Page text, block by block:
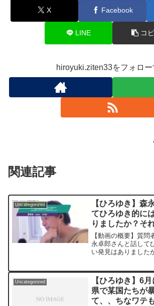
X Facebook
LINE コ
hiroyuki.ziten33をフォロー
関連記事
Uncategorized
【ひろゆき】森
てひろゆき的に
りましたか？そ
ってのありまし
き切り抜き
【動画の概要】質
永卓郎さんと話して
い発見はありました
Rousseを吞みなが
Uncategorized
【ひろゆき】6
県で某国たちが
て、、ちなワテ